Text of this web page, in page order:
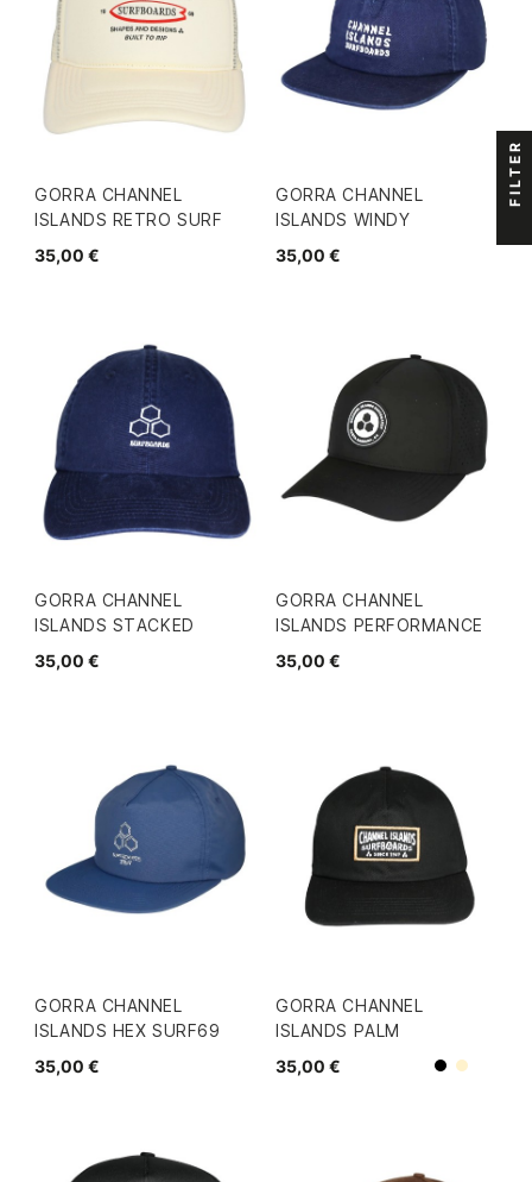
GORRA CHANNEL
ISLANDS RETRO SURF
35,00 €
GORRA CHANNEL
ISLANDS WINDY
35,00 €
GORRA CHANNEL
ISLANDS STACKED
35,00 €
GORRA CHANNEL
ISLANDS PERFORMANCE
35,00 €
GORRA CHANNEL
ISLANDS HEX SURF69
35,00 €
GORRA CHANNEL
ISLANDS PALM
35,00 €
NegroBeige
FILTER